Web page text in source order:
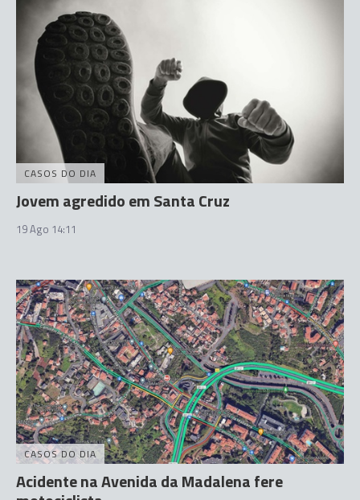
CASOS DO DIA
Jovem agredido em Santa Cruz
19 Ago 14:11
CASOS DO DIA
Acidente na Avenida da Madalena fere